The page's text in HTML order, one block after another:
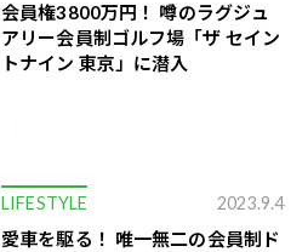
会員権3800万円！ 噂のラグジュ
アリー会員制ゴルフ場「ザ セイン
トナイン 東京」に潜入
LIFESTYLE 2023.9.4
愛車を駆る！ 唯一無二の会員制ド